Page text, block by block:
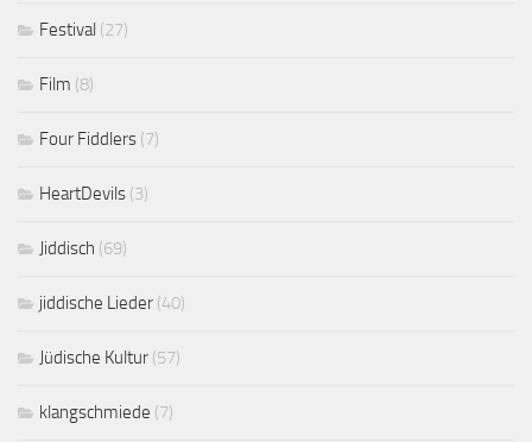
Festival (27)
Film (8)
Four Fiddlers (7)
HeartDevils (3)
Jiddisch (69)
jiddische Lieder (40)
Jüdische Kultur (57)
klangschmiede (7)